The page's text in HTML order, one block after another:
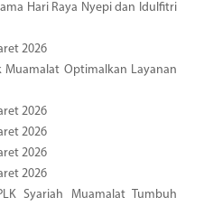
Hari Raya Nyepi dan Idulfitri
2026
Muamalat Optimalkan Layanan
2026
2026
2026
2026
Syariah Muamalat Tumbuh